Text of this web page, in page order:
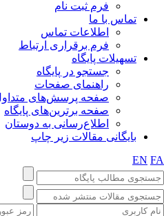
فرم ثبت نام
تماس با ما
اطلاعات تماس
فرم برقراری ارتباط
تسهیلات پایگاه
جستجو در پایگاه
راهنمای صفحات
صفحه پرسش‌های متداول
صفحه برترین‌های پایگاه
اطلاع‌رسانی به دوستان
بایگانی مقالات زیر چاپ
EN